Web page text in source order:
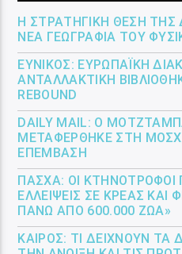
Η ΣΤΡΑΤΗΓΙΚΉ ΘΈΣΗ
ΝΈΑ ΓΕΩΓΡΑΦΊΑ ΤΟΥ
ΕΎΝΙΚΟΣ: ΕΥΡΩΠΑΪΚΉ
ΑΝΤΑΛΛΑΚΤΙΚΉ
REBOUND
DAILY MAIL: Ο
ΜΕΤΑΦΈΡΘΗΚΕ ΣΤΗ
ΕΠΈΜΒΑΣΗ
ΠΆΣΧΑ: ΟΙ ΚΤΗΝΟΤΡΌΦΟΙ
ΕΛΛΕΊΨΕΙΣ ΣΕ ΚΡΈΑΣ ΚΑΙ
ΠΆΝΩ ΑΠΌ 600.000 ΖΏΑ»
ΚΑΙΡΌΣ: ΤΙ ΔΕΊΧΝΟΥΝ ΤΑ